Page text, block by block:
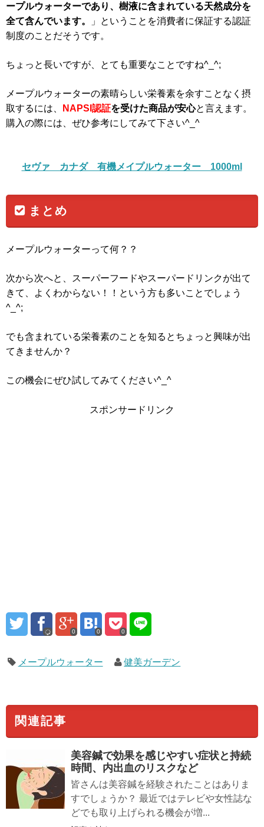
ープルウォーターであり、樹液に含まれている天然成分を
全て含んでいます。
」ということを消費者に保証する認証
制度のことだそうです。
ちょっと長いですが、とても重要なことですね^_^;
メープルウォーターの素晴らしい栄養素を余すことなく摂
取するには、
NAPSI認証を受けた商品が安心と言えます。
購入の際には、ぜひ参考にしてみて下さい^_^
セヴァ カナダ 有機メイプルウォーター 1000ml
まとめ
メープルウォーターって何？？
次から次へと、スーパーフードやスーパードリンクが出て
きて、よくわからない！！という方も多いことでしょう
^_^;
でも含まれている栄養素のことを知るとちょっと興味が出
てきませんか？
この機会にぜひ試してみてください^_^
スポンサードリンク
0 0 0
メープルウォーター 健美ガーデン
関連記事
美容鍼で効果を感じやすい症状と持続
時間、内出血のリスクなど
皆さんは美容鍼を経験されたことはありま
すでしょうか？ 最近ではテレビや女性誌な
どでも取り上げられる機会が増...